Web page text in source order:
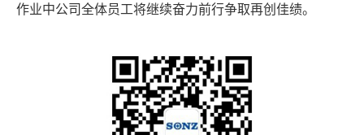
作业中公司全体员工将继续奋力前行争取再创佳绩。